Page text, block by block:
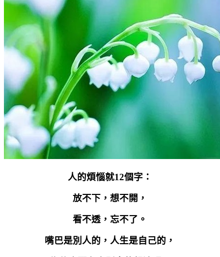
人的煩惱就12個字：
放不下，想不開，
看不透，忘不了。
嘴巴是別人的，人生是自己的，